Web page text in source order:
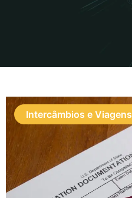
Intercâmbios e Viagens